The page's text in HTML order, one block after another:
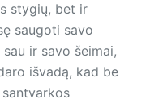
stygių, bet ir
saugoti savo
ir savo šeimai,
išvadą, kad be